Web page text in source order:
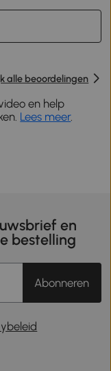
alle beoordelingen
en help
Lees meer.
en
bestelling
Abonneren